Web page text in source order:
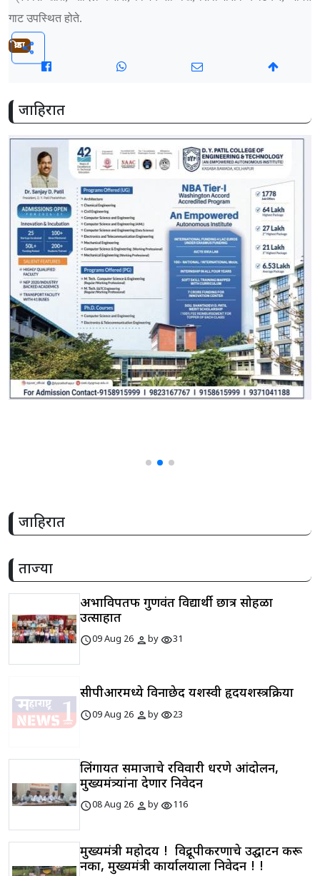
गाट उपस्थित होते.
क्रीडा
जाहिरात
जाहिरात
ताज्या
अभाविपतर्फे गुणवंत विद्यार्थी छात्र सोहळा
उत्साहात
schedule09 Aug 26 personbyvisibility31
सीपीआरमध्ये विनाछेद यशस्वी हृदयशस्त्रक्रिया
schedule09 Aug 26 personbyvisibility23
लिंगायत समाजाचे रविवारी धरणे आंदोलन,
मुख्यमंत्र्यांना देणार निवेदन
schedule08 Aug 26 personbyvisibility116
मुख्यमंत्री महोदय ! विद्रूपीकरणाचे उद्घाटन करू
नका, मुख्यमंत्री कार्यालयाला निवेदन ! !
share